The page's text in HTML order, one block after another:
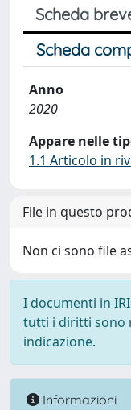
Scheda
Scheda
Anno
2020
Appare nelle
1.1 Articolo in
File in questo
Non ci sono file
I documenti in
tutti i diritti sono
indicazione.
Informazioni